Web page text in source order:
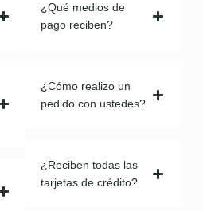
¿Qué medios de
pago reciben?
¿Cómo realizo un
pedido con ustedes?
¿Reciben todas las
tarjetas de crédito?